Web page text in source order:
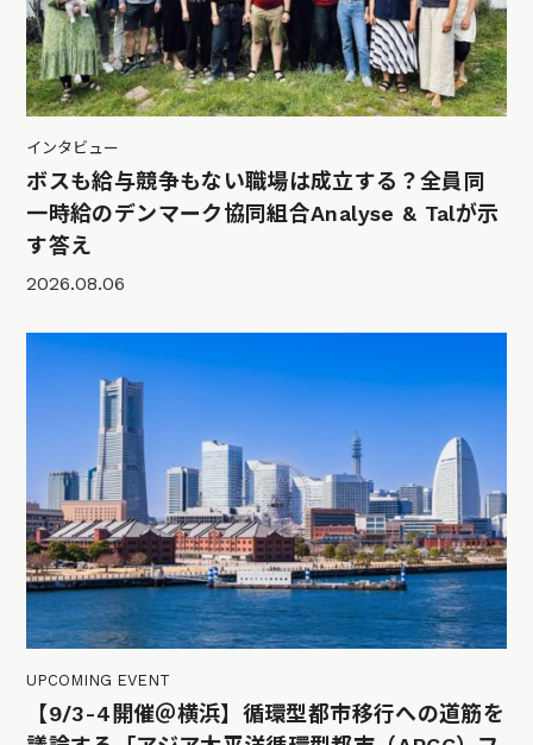
インタビュー
ボスも給与競争もない職場は成立する？全員同
一時給のデンマーク協同組合Analyse & Talが示
す答え
2026.08.06
UPCOMING EVENT
【9/3-4開催＠横浜】循環型都市移行への道筋を